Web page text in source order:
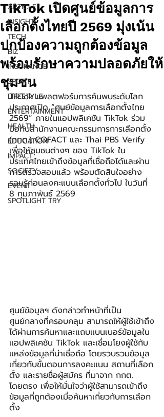
ARTICLE
INSIGHT
TECH
BIZ
INSURANCE
SPORT
LIFESTYLE
ENTERTAINMENT
HEALTH
EDUCATION
IMPACT
SOCIETY
EVENT
SPOTLIGHT TRY
TikTok เปิดศูนย์ข้อมูลการ
เลือกตั้งไทยปี 2569 มุ่งเน้น
ปกป้องความถูกต้องข้อมูล
พร้อมรักษาความปลอดภัยให้
ชุมชน
TikTok แพลตฟอร์มการค้นพบระดับโลก
ประกาศเปิด “ศูนย์ข้อมูลการเลือกตั้งไทย
2569” ภายในแอปพลิเคชัน TikTok ร่วม
มือกับสำนักงานคณะกรรมการการเลือกตั้ง
(กกต.) COFACT และ Thai PBS Verify
เพื่อให้ชุมชนต่างๆ ของ TikTok ใน
ประเทศไทยเข้าถึงข้อมูลที่เชื่อถือได้และผ่าน
การตรวจสอบแล้ว พร้อมตัดสินใจอย่าง
รอบรู้ก่อนลงคะแนนเลือกตั้งทั่วไป ในวันที่
8 กุมภาพันธ์ 2569
ศูนย์ข้อมูลฯ ดังกล่าวทำหน้าที่เป็น
ศูนย์กลางที่ครอบคลุม สามารถให้ผู้ใช้เข้าถึง
ได้ผ่านการค้นหาและแถบแบนเนอร์ข้อมูลใน
แอปพลิเคชัน TikTok และเชื่อมโยงผู้ใช้กับ
แหล่งข้อมูลที่น่าเชื่อถือ โดยรวบรวมข้อมูล
เกี่ยวกับขั้นตอนการลงคะแนน สถานที่เลือก
ตั้ง และรายชื่อผู้สมัคร ที่มาจาก กกต.
โดยตรง เพื่อให้มั่นใจว่าผู้ใช้สามารถเข้าถึง
ข้อมูลที่ถูกต้องเมื่อค้นหาเกี่ยวกับการเลือก
ตั้ง